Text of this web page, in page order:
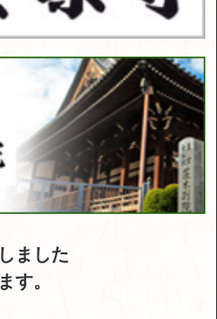
ました
す。